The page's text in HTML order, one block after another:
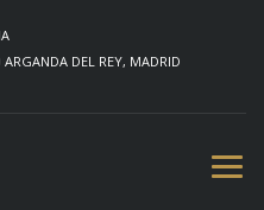
DEL REY, MADRID